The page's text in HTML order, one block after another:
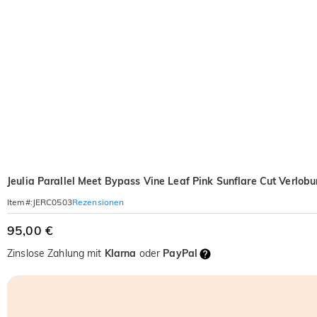
Jeulia Parallel Meet Bypass Vine Leaf Pink Sunflare Cut
Item#: JERC0503Rezensionen
95,00 €
Zinslose Zahlung mit Klarna oder PayPal